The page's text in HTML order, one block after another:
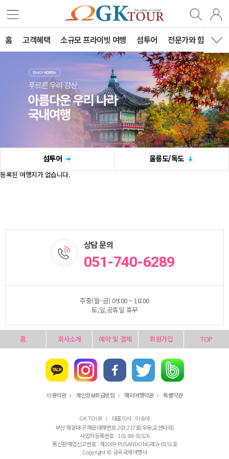
홈 고객혜택 소규모 프라이빗 여행 섬투어 전문가와 함께하는
섬투어 울릉도/독도
등록된 여행지가 없습니다.
상담 문의
051-740-6289
주중(월~금) 09:00 ~ 18:00
토,일,공휴일 휴무
홈 회사소개 예약 및 결제 회원가입 TOP
이용약관 l 개인정보취급방침 l 해외여행약관 l 특별약관
GK TOUR l
대표이사 : 이송아
부산 해운대구 해운대해변로 203,717호(우동,오션타워)
사업자등록번호 : 101-86-91526
통신판매업신고번호 : 제2009-PUSANDONGREA-0151호
Copyright © 금곡국제여행사